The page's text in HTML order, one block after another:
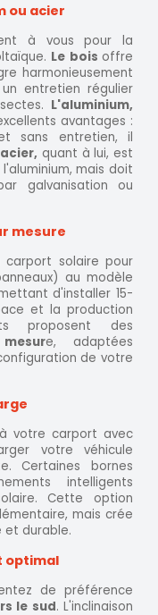
ou acier
à vous pour la
Le bois offre
harmonieusement
entretien régulier
L'aluminium,
avantages :
sans entretien, il
quant à lui, est
mais doit
galvanisation ou
mesure
carport solaire pour
au modèle
d'installer 15-
et la production
proposent des
e, adaptées
de votre
votre carport avec
votre véhicule
Certaines bornes
intelligents
Cette option
mais crée
et durable.
optimal
de préférence
le sud. L'inclinaison